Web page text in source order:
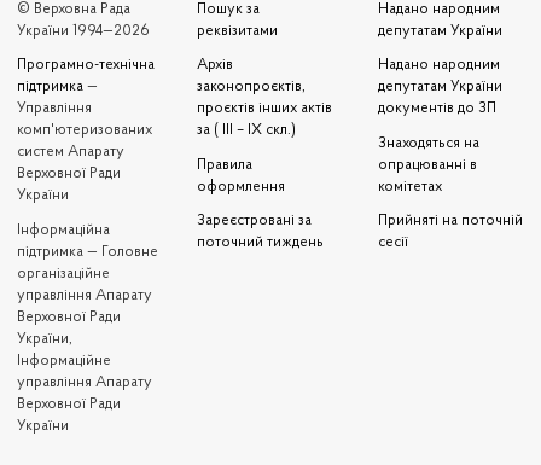
© Верховна Рада
України 1994—2026
Програмно-технічна
підтримка —
Управління
комп'ютеризованих
систем Апарату
Верховної Ради
України
Iнформаційна
підтримка — Головне
організаційне
управління Апарату
Верховної Ради
України,
Інформаційне
управління Апарату
Верховної Ради
України
Пошук за
реквізитами
Архів
законопроєктів,
проєктів інших актів
за ( III – IX скл.)
Правила
оформлення
Зареєстровані за
поточний тиждень
Надано народним
депутатам України
Надано народним
депутатам України
документів до ЗП
Знаходяться на
опрацюванні в
комітетах
Прийняті на поточній
сесії